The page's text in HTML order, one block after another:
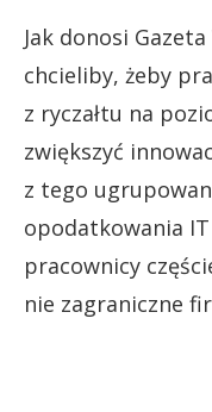
Jak donosi
chcieliby, żeby
z ryczałtu na
zwiększyć
z tego
opodatkowania
pracownicy
nie zagraniczne